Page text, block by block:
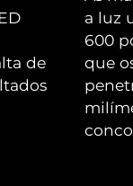
de
a luz
600
que
Gel
prevista 13/8/26
prevista 9/8/26
12/8/26